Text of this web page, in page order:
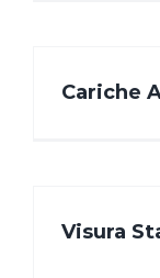
Cariche
Visura